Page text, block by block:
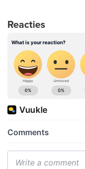
Reacties